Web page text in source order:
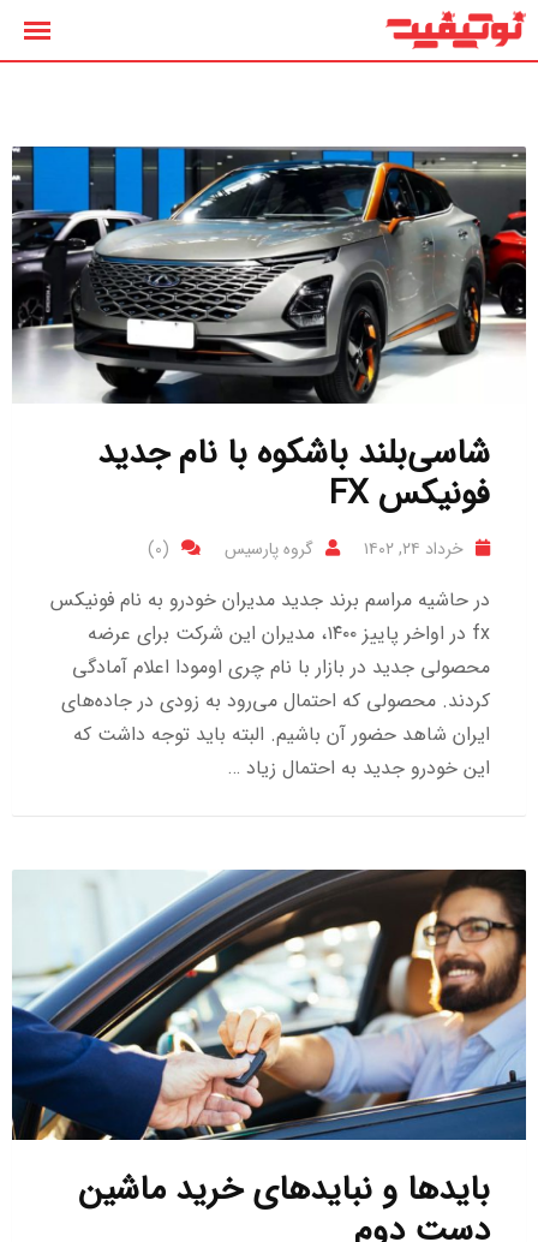
پرش
شاسی‌بلند باشکوه با نام جدید
فونیکس FX
خرداد ۲۴, ۱۴۰۲ گروه پارسیس (0)
در حاشیه مراسم برند جدید مدیران خودرو به نام فونیکس
fx در اواخر پاییز ۱۴۰۰، مدیران این شرکت برای عرضه
محصولی جدید در بازار با نام چری اومودا اعلام آمادگی
کردند. محصولی که احتمال می‌رود به زودی در جاده‌های
ایران شاهد حضور آن باشیم. البته باید توجه داشت که
این خودرو جدید به احتمال زیاد …
بایدها و نبایدهای خرید ماشین
دست دوم